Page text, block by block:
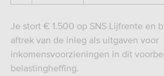
Je stort € 1.500 op SNS Lijfrente en
aftrek van de inleg als uitgaven voor
inkomensvoorzieningen in dit
belastingheffing.